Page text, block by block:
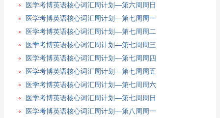
医学考博英语核心词汇周计划—第六周周日
医学考博英语核心词汇周计划—第七周周一
医学考博英语核心词汇周计划—第七周周二
医学考博英语核心词汇周计划—第七周周三
医学考博英语核心词汇周计划—第七周周四
医学考博英语核心词汇周计划—第七周周五
医学考博英语核心词汇周计划—第七周周六
医学考博英语核心词汇周计划—第七周周日
医学考博英语核心词汇周计划—第八周周一